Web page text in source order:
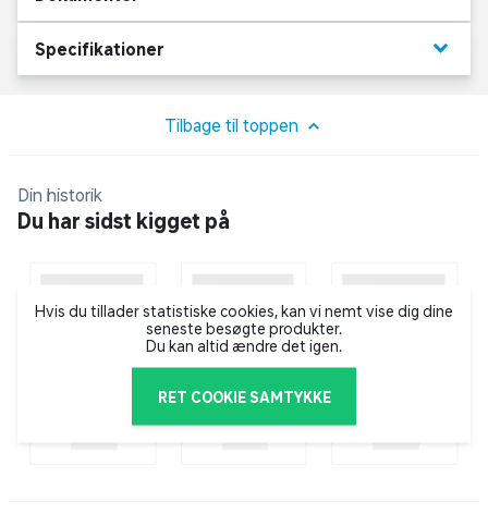
Gardinet tåler ikke vask, rens eller strygning, men kan
tørres af med en fugtig klud.
Specifikationer keyboard_arrow_down
Tilbage til toppen
Din historik
Du har sidst kigget på
Hvis du tillader statistiske cookies, kan vi nemt vise dig dine
seneste besøgte produkter.
Du kan altid ændre det igen.
RET COOKIE SAMTYKKE